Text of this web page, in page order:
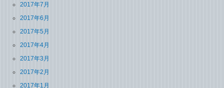
2017年7月
2017年6月
2017年5月
2017年4月
2017年3月
2017年2月
2017年1月